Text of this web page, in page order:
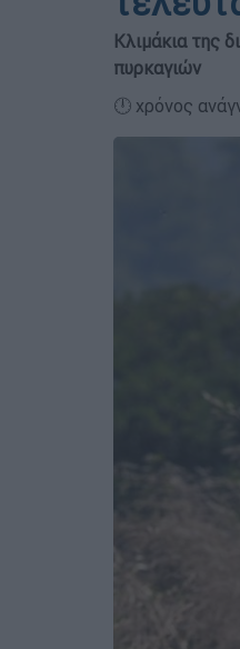
Κλιμάκια της
πυρκαγιών
🕛 χρόνος